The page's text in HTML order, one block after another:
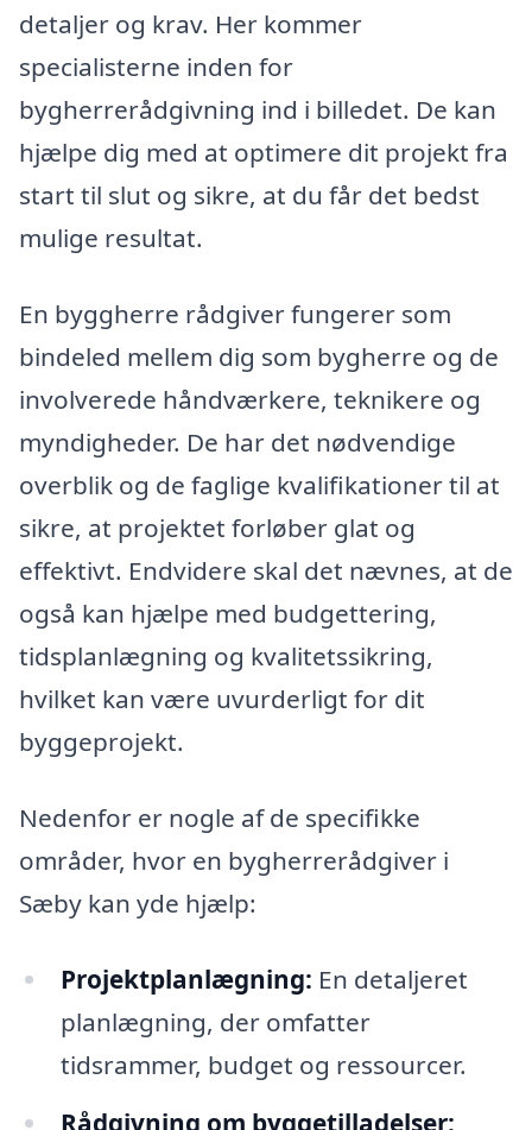
detaljer og krav. Her kommer
specialisterne inden for
bygherrerådgivning ind i billedet. De kan
hjælpe dig med at optimere dit projekt fra
start til slut og sikre, at du får det bedst
mulige resultat.
En byggherre rådgiver fungerer som
bindeled mellem dig som bygherre og de
involverede håndværkere, teknikere og
myndigheder. De har det nødvendige
overblik og de faglige kvalifikationer til at
sikre, at projektet forløber glat og
effektivt. Endvidere skal det nævnes, at de
også kan hjælpe med budgettering,
tidsplanlægning og kvalitetssikring,
hvilket kan være uvurderligt for dit
byggeprojekt.
Nedenfor er nogle af de specifikke
områder, hvor en bygherrerådgiver i
Sæby kan yde hjælp:
Projektplanlægning: En detaljeret
planlægning, der omfatter
tidsrammer, budget og ressourcer.